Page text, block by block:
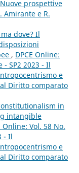
prospettive
Amirante e R.
dove? Il
, DPCE Online:
- SP2 2023 - Il
e
Diritto comparato
in
intangible
Online: Vol. 58 No.
- Il
e
Diritto comparato